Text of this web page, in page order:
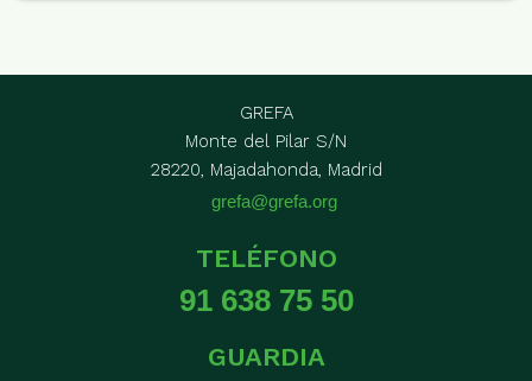
GREFA
Monte del Pilar S/N
28220, Majadahonda, Madrid
grefa@grefa.org
TELÉFONO
91 638 75 50
GUARDIA